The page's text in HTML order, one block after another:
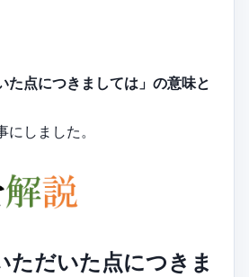
た点につきましては」の意味と
しました。
ただいた点につきま